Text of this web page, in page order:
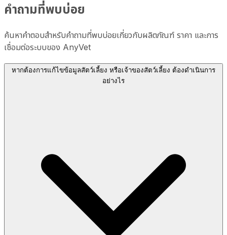
คำถามที่พบบ่อย
ค้นหาคำตอบสำหรับคำถามที่พบบ่อยเกี่ยวกับผลิตภัณฑ์ ราคา และการ
เชื่อมต่อระบบของ AnyVet
หากต้องการแก้ไขข้อมูลสัตว์เลี้ยง หรือเจ้าของสัตว์เลี้ยง ต้องดำเนินการ
อย่างไร